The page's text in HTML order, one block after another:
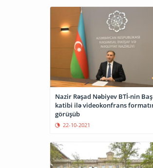
Nazir Rəşad Nəbiyev BTİ-nin Baş
katibi ilə videokonfrans formatında
görüşüb
22-10-2021